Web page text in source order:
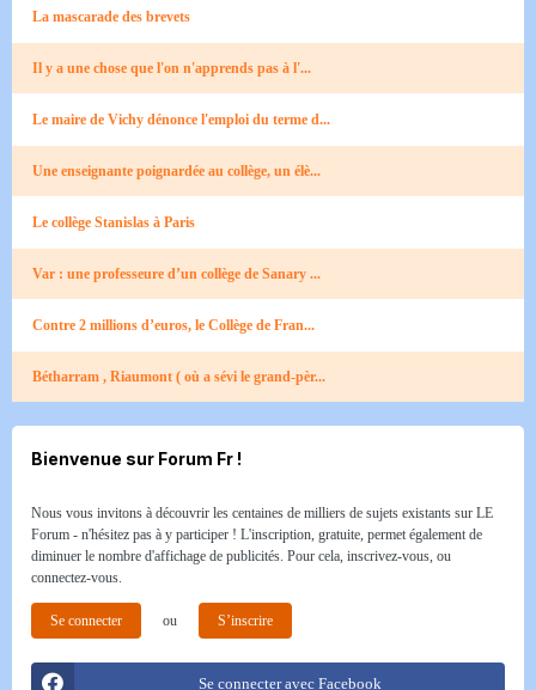
La mascarade des brevets
Il y a une chose que l'on n'apprends pas à l'...
Le maire de Vichy dénonce l'emploi du terme d...
Une enseignante poignardée au collège, un élè...
Le collège Stanislas à Paris
Var : une professeure d’un collège de Sanary ...
Contre 2 millions d’euros, le Collège de Fran...
Bétharram , Riaumont ( où a sévi le grand-pèr...
Bienvenue sur Forum Fr !
Nous vous invitons à découvrir les centaines de milliers de sujets existants sur LE
Forum - n'hésitez pas à y participer ! L'inscription, gratuite, permet également de
diminuer le nombre d'affichage de publicités. Pour cela, inscrivez-vous, ou
connectez-vous.
Se connecter ou S’inscrire
Se connecter avec Facebook